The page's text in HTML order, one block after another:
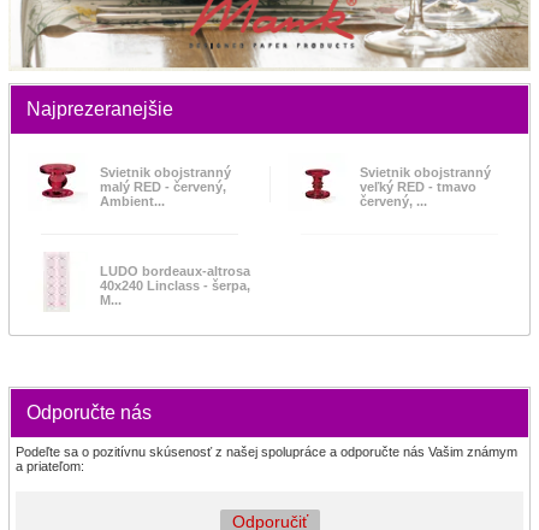
Najprezeranejšie
Svietnik obojstranný
malý RED - červený,
Ambient...
Svietnik obojstranný
veľký RED - tmavo
červený, ...
LUDO bordeaux-altrosa
40x240 Linclass - šerpa,
M...
Odporučte nás
Podeľte sa o pozitívnu skúsenosť z našej spolupráce a odporučte nás Vašim známym
a priateľom:
Odporučiť